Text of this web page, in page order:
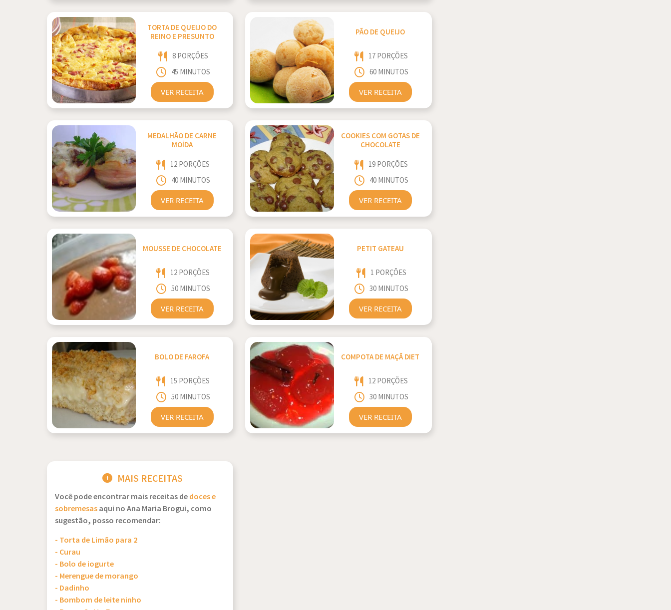
TORTA DE QUEIJO DO
REINO E PRESUNTO
8 PORÇÕES
45 MINUTOS
VER RECEITA
PÃO DE QUEIJO
17 PORÇÕES
60 MINUTOS
VER RECEITA
MEDALHÃO DE CARNE
MOÍDA
12 PORÇÕES
40 MINUTOS
VER RECEITA
COOKIES COM GOTAS DE
CHOCOLATE
19 PORÇÕES
40 MINUTOS
VER RECEITA
MOUSSE DE CHOCOLATE
12 PORÇÕES
50 MINUTOS
VER RECEITA
PETIT GATEAU
1 PORÇÕES
30 MINUTOS
VER RECEITA
BOLO DE FAROFA
15 PORÇÕES
50 MINUTOS
VER RECEITA
COMPOTA DE MAÇÃ DIET
12 PORÇÕES
30 MINUTOS
VER RECEITA
MAIS RECEITAS
Você pode encontrar mais receitas dedoces e
sobremesasaqui no Ana Maria Brogui, como
sugestão, posso recomendar:
- Torta de Limão para 2
- Curau
- Bolo de iogurte
- Merengue de morango
- Dadinho
- Bombom de leite ninho